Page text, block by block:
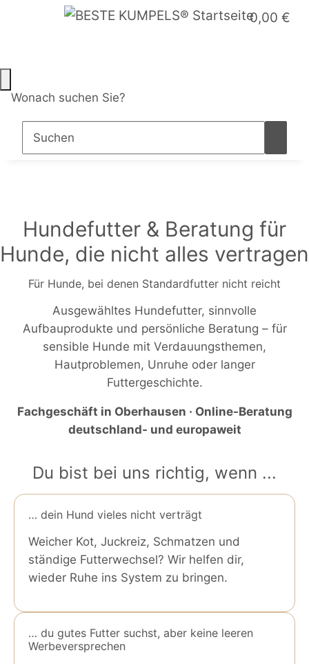
0,00 €
Wonach suchen Sie?
Hundefutter & Beratung für
Hunde, die nicht alles vertragen
Für Hunde, bei denen Standardfutter nicht reicht
Ausgewähltes Hundefutter, sinnvolle
Aufbauprodukte und persönliche Beratung – für
sensible Hunde mit Verdauungsthemen,
Hautproblemen, Unruhe oder langer
Futtergeschichte.
Fachgeschäft in Oberhausen · Online-Beratung
deutschland- und europaweit
Du bist bei uns richtig, wenn ...
… dein Hund vieles nicht verträgt
Weicher Kot, Juckreiz, Schmatzen und
ständige Futterwechsel? Wir helfen dir,
wieder Ruhe ins System zu bringen.
… du gutes Futter suchst, aber keine leeren
Werbeversprechen